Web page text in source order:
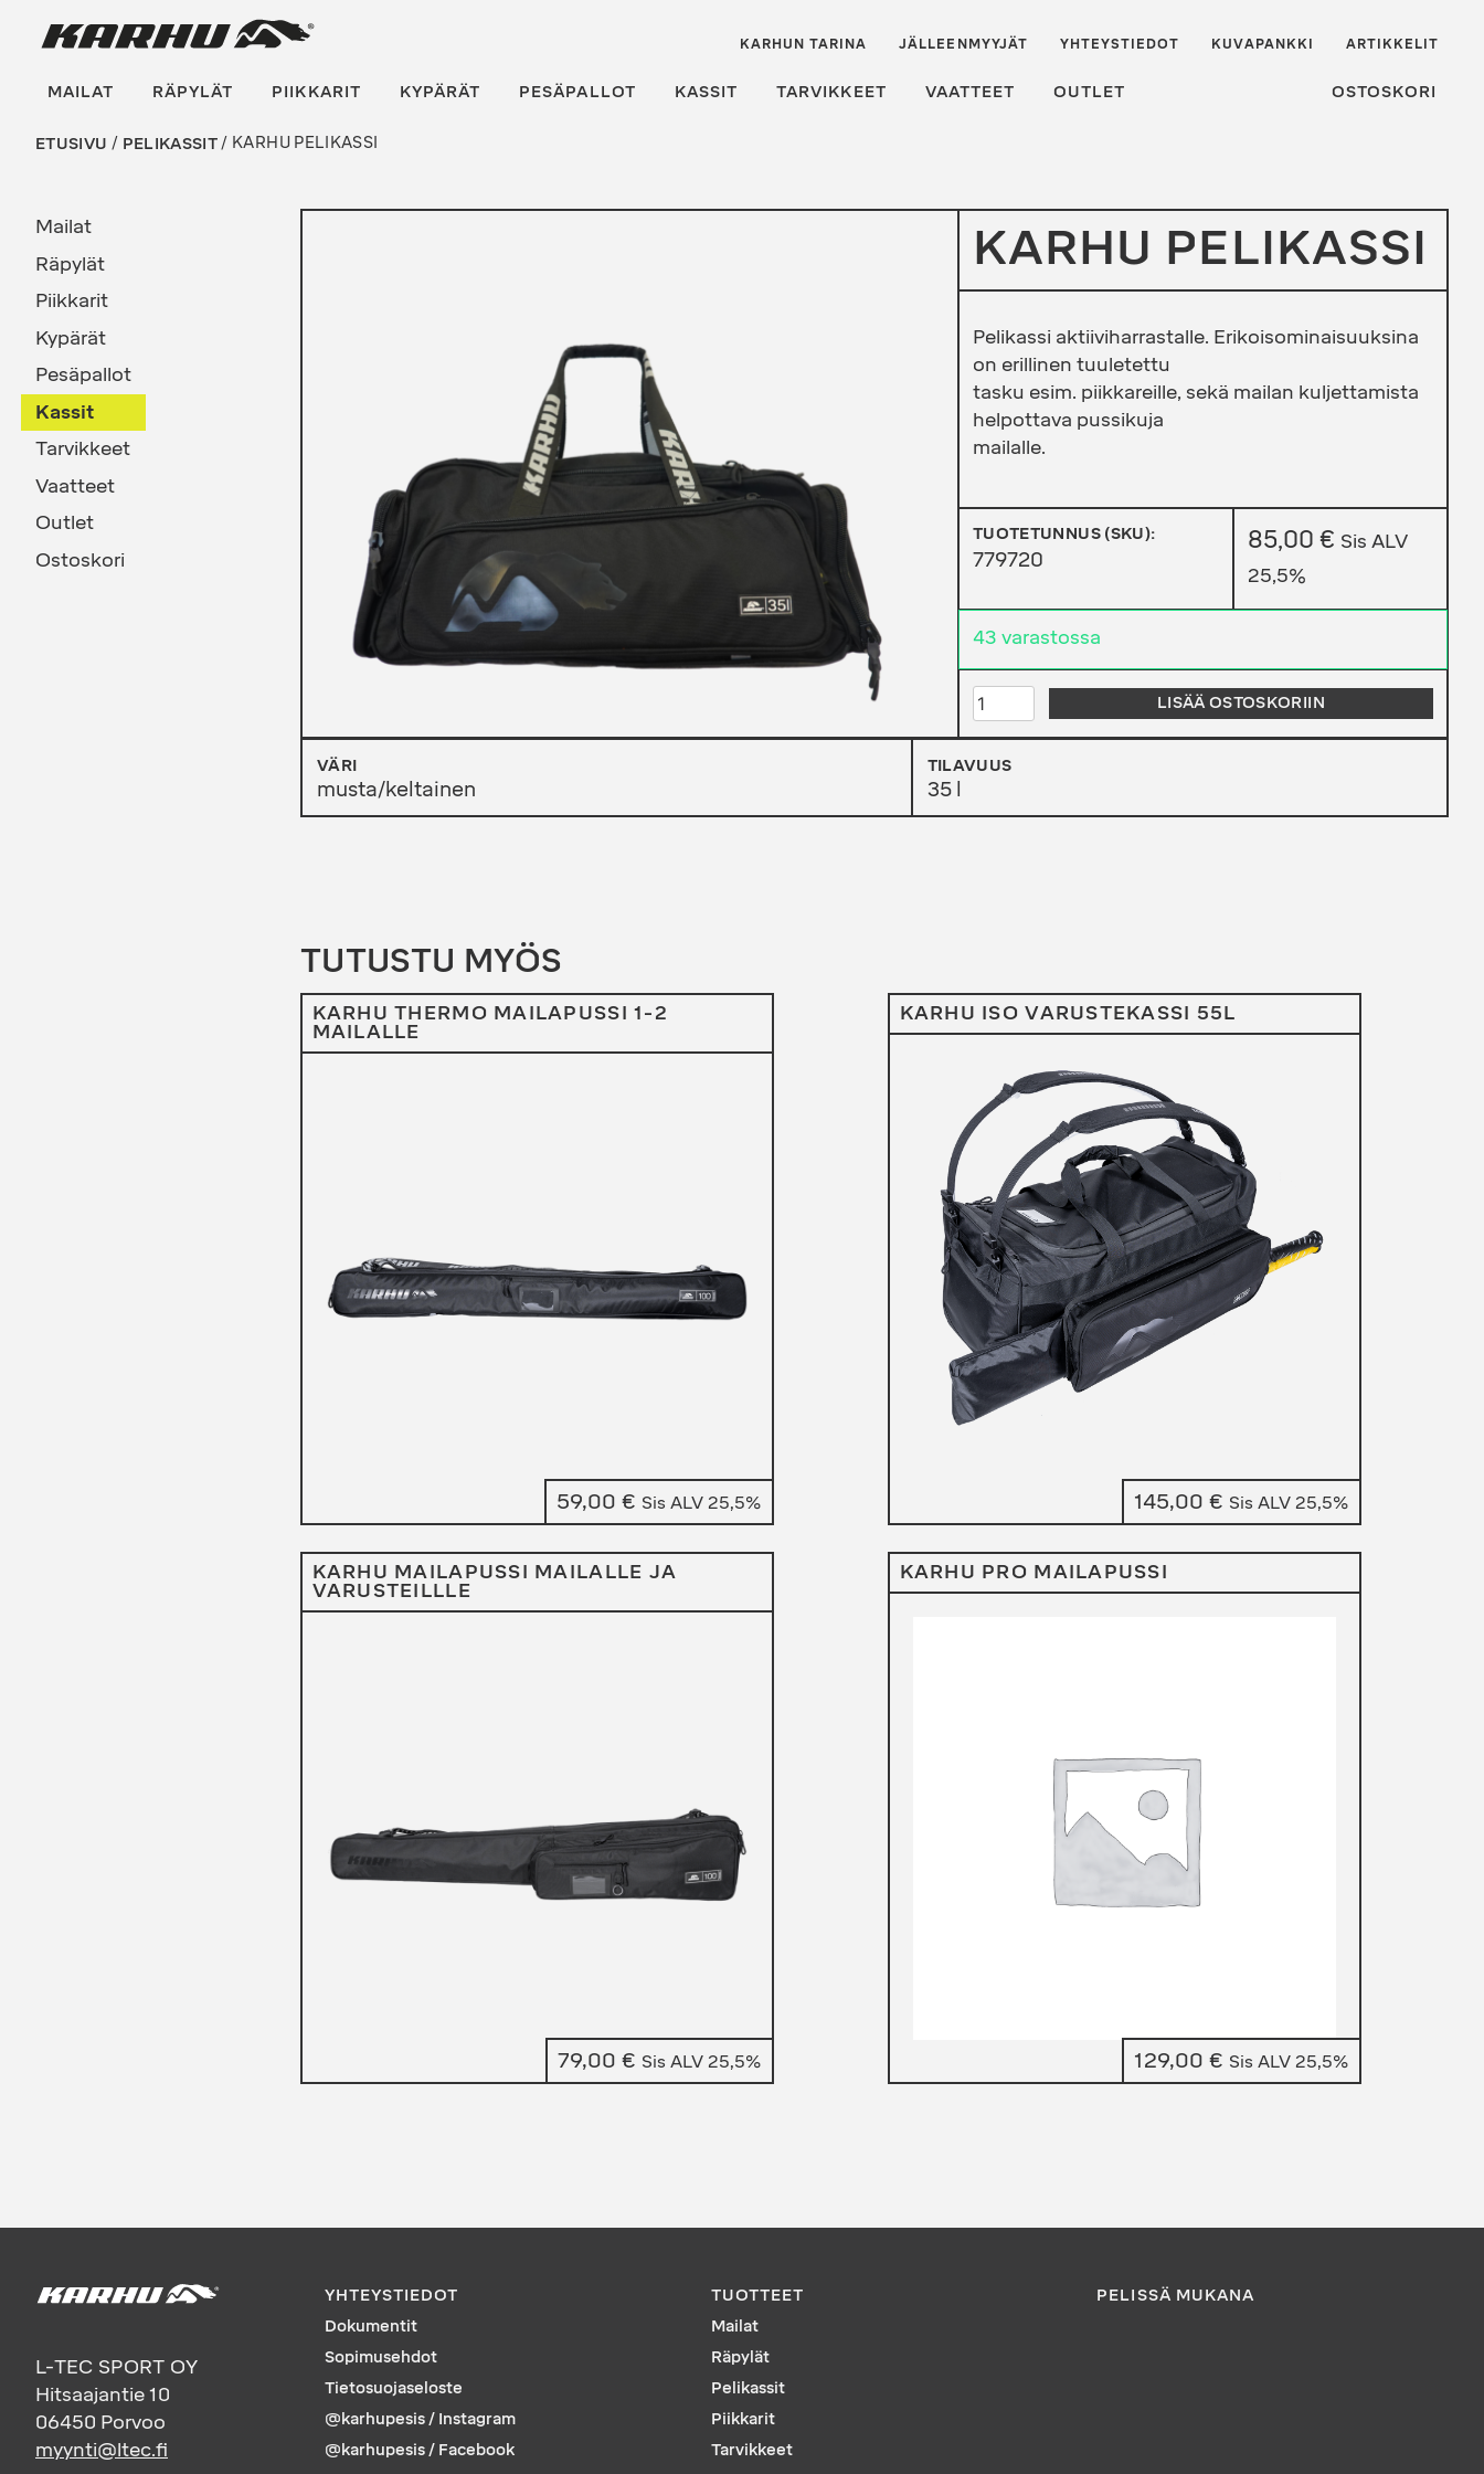
sisältöönKarhu Pesis
MAILAT RÄPYLÄT PIIKKARIT KYPÄRÄT PESÄPALLOT KASSIT TARVIKKEET VAATTEET OUTLET OSTOSKORI
KARHUN TARINA JÄLLEENMYYJÄT YHTEYSTIEDOT KUVAPANKKI ARTIKKELIT
ETUSIVU / PELIKASSIT / KARHU PELIKASSI
Mailat
Räpylät
Piikkarit
Kypärät
Pesäpallot
Kassit
Tarvikkeet
Vaatteet
Outlet
Ostoskori
KARHU PELIKASSI
Pelikassi aktiiviharrastalle. Erikoisominaisuuksina
on erillinen tuuletettu
tasku esim. piikkareille, sekä mailan kuljettamista
helpottava pussikuja
mailalle.
TUOTETUNNUS (SKU):
779720
85,00 € Sis ALV
25,5%
43 varastossa
KARHU
PELIKASSI
MÄÄRÄ
LISÄÄ OSTOSKORIIN
VÄRI
musta/keltainen
TILAVUUS
35 l
TUTUSTU MYÖS
KARHU THERMO MAILAPUSSI 1-2
MAILALLE
59,00€ Sis ALV 25,5%
KARHU ISO VARUSTEKASSI 55L
145,00€ Sis ALV 25,5%
KARHU MAILAPUSSI MAILALLE JA
VARUSTEILLLE
79,00€ Sis ALV 25,5%
KARHU PRO MAILAPUSSI
129,00€ Sis ALV 25,5%
L-TEC SPORT OY
Hitsaajantie 10
06450 Porvoo
myynti@ltec.fi
YHTEYSTIEDOT
Dokumentit
Sopimusehdot
Tietosuojaseloste
@karhupesis / Instagram
@karhupesis / Facebook
TUOTTEET
Mailat
Räpylät
Pelikassit
Piikkarit
Tarvikkeet
PELISSÄ MUKANA